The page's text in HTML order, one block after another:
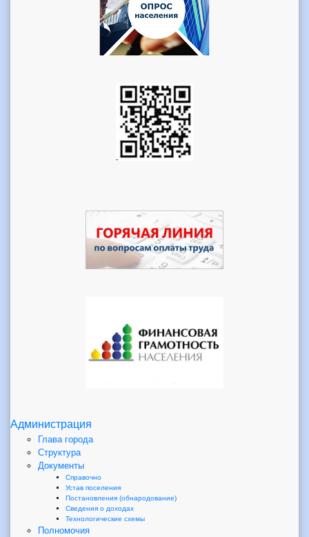
Администрация
Глава города
Структура
Документы
Справочно
Устав поселения
Постановления (обнародование)
Сведения о доходах
Технологические схемы
Полномочия